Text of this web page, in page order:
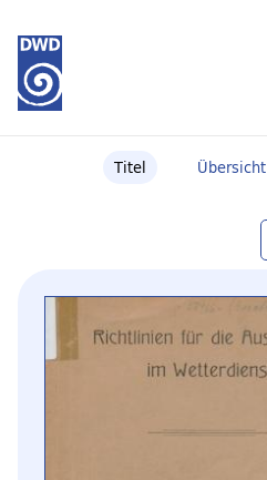
Titel Übersicht